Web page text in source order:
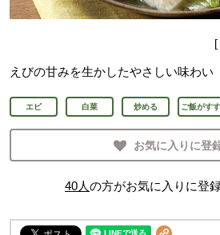
えびの甘みを生かしたやさしい味わい
エビ 白菜 炒める ご飯がす
お気に入りに登
40人の方がお気に入りに登